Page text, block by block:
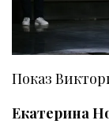
Показ
Екатерина